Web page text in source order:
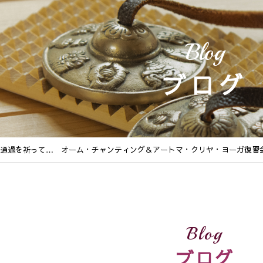
Blog
ブログ
過を祈って… オーム・チャンティング＆アートマ・クリヤ・ヨーガ復習
Blog